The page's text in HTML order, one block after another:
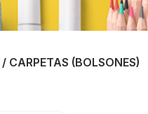
/ CARPETAS (BOLSONES)